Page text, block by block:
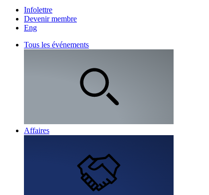
Infolettre
Devenir membre
Eng
Tous les événements
Affaires